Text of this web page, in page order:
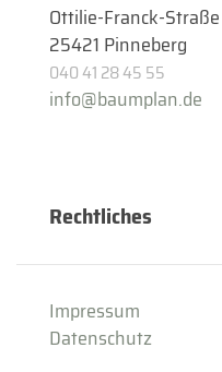
Ottilie-Franck-Straße
25421 Pinneberg
040 41 28 45 55
info@baumplan.de
Rechtliches
Impressum
Datenschutz